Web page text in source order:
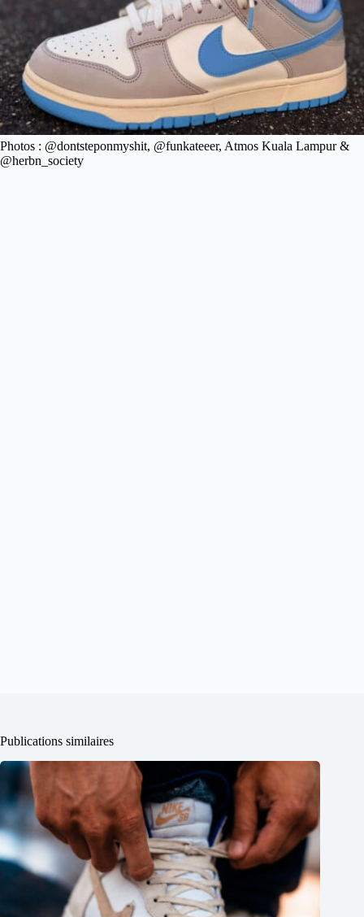
Photos : @dontsteponmyshit, @funkateeer, Atmos Kuala Lampur &
@herbn_society
Publications similaires